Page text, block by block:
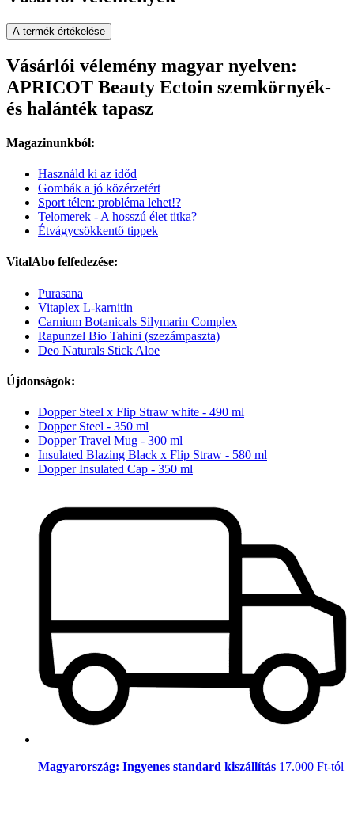
A termék értékelése
Vásárlói vélemény magyar nyelven:
APRICOT Beauty Ectoin szemkörnyék-
és halánték tapasz
Magazinunkból:
Használd ki az időd
Gombák a jó közérzetért
Sport télen: probléma lehet!?
Telomerek - A hosszú élet titka?
Étvágycsökkentő tippek
VitalAbo felfedezése:
Purasana
Vitaplex L-karnitin
Carnium Botanicals Silymarin Complex
Rapunzel Bio Tahini (szezámpaszta)
Deo Naturals Stick Aloe
Újdonságok:
Dopper Steel x Flip Straw white - 490 ml
Dopper Steel - 350 ml
Dopper Travel Mug - 300 ml
Insulated Blazing Black x Flip Straw - 580 ml
Dopper Insulated Cap - 350 ml
Magyarország: Ingyenes standard kiszállítás 17.000 Ft-tól